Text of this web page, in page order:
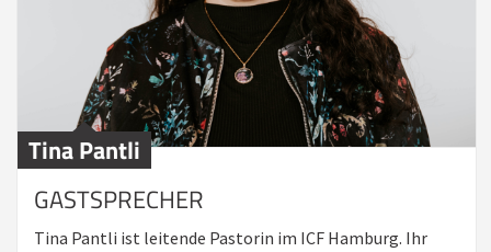
Tina Pantli
GASTSPRECHER
Tina Pantli ist leitende Pastorin im ICF Hamburg. Ihr